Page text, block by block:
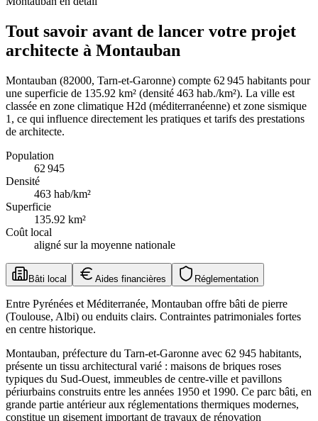
Tout savoir avant de lancer votre projet
architecte à Montauban
Montauban (82000, Tarn-et-Garonne) compte 62 945 habitants pour
une superficie de 135.92 km² (densité 463 hab./km²). La ville est
classée en zone climatique H2d (méditerranéenne) et zone sismique
1, ce qui influence directement les pratiques et tarifs des prestations
de architecte.
Population
62 945
Densité
463 hab/km²
Superficie
135.92 km²
Coût local
aligné sur la moyenne nationale
Bâti local Aides financières Réglementation
Entre Pyrénées et Méditerranée, Montauban offre bâti de pierre
(Toulouse, Albi) ou enduits clairs. Contraintes patrimoniales fortes
en centre historique.
Montauban, préfecture du Tarn-et-Garonne avec 62 945 habitants,
présente un tissu architectural varié : maisons de briques roses
typiques du Sud-Ouest, immeubles de centre-ville et pavillons
périurbains construits entre les années 1950 et 1990. Ce parc bâti, en
grande partie antérieur aux réglementations thermiques modernes,
constitue un gisement important de travaux de rénovation